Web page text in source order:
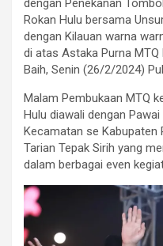
dengan Penekanan
Rokan Hulu bersama
dengan Kilauan warna
di atas Astaka Purna
Baih, Senin (26/2/2024)
Malam Pembukaan MTQ
Hulu diawali dengan
Kecamatan se Kabupaten
Tarian Tepak Sirih yang
dalam berbagai even